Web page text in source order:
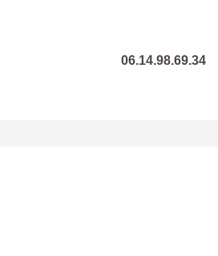
06.14.98.69.34